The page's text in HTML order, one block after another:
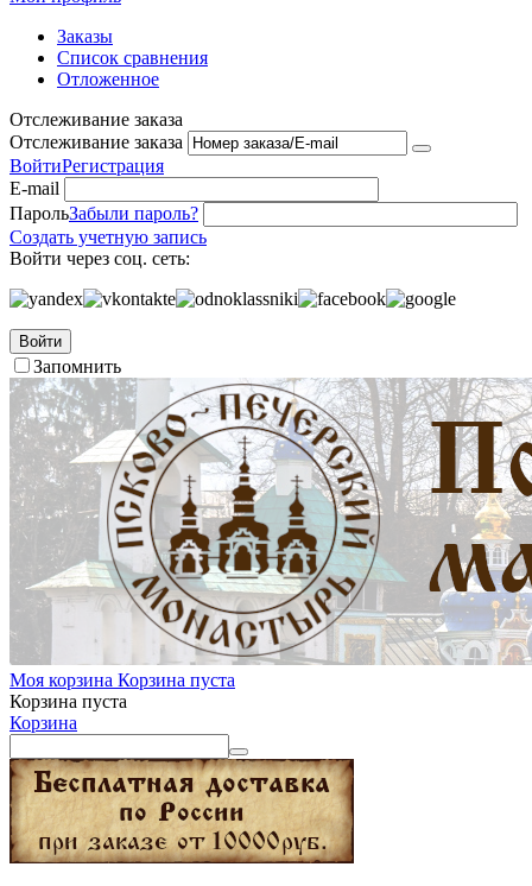
Заказы
Список сравнения
Отложенное
Отслеживание заказа
Отслеживание заказа
ВойтиРегистрация
E-mail
ПарольЗабыли пароль?
Создать учетную запись
Войти через соц. сеть:
Войти
Запомнить
Моя корзина Корзина пуста
Корзина пуста
Корзина